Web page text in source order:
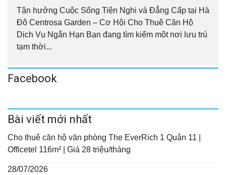
Tận hưởng Cuộc Sống Tiện Nghi và Đẳng Cấp tại Hà
Đô Centrosa Garden – Cơ Hội Cho Thuê Căn Hộ
Dịch Vụ Ngắn Hạn Bạn đang tìm kiếm một nơi lưu trú
tạm thời...
Facebook
Bài viết mới nhất
Cho thuê căn hộ văn phòng The EverRich 1 Quận 11 |
Officetel 116m² | Giá 28 triệu/tháng
28/07/2026